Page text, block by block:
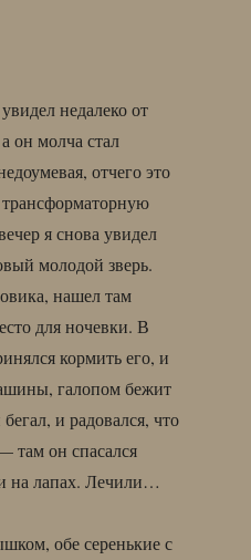
недалеко от
он молча стал
отчего это
я снова увидел
молодой зверь.
нашел там
для ночевки. В
кормить его, и
галопом бежит
и радовался, что
там он спасался
на лапах. Лечили…
обе серенькие с